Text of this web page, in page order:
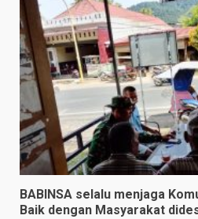
BABINSA selalu menjaga
Baik dengan Masyarakat